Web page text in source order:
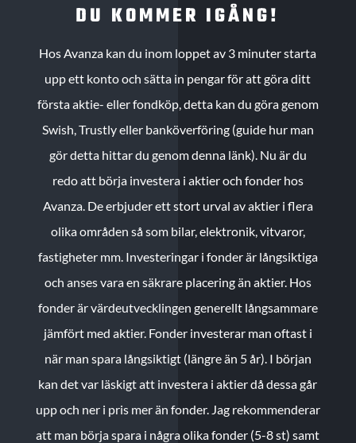
DU KOMMER IGÅNG!
Hos Avanza kan du inom loppet av 3 minuter starta
upp ett konto och sätta in pengar för att göra ditt
första aktie- eller fondköp, detta kan du göra genom
Swish, Trustly eller banköverföring (guide hur man
gör detta hittar du genom denna länk). Nu är du
redo att börja investera i aktier och fonder hos
Avanza. De erbjuder ett stort urval av aktier i flera
olika områden så som bilar, elektronik, vitvaror,
fastigheter mm. Investeringar i fonder är långsiktiga
och anses vara en säkrare placering än aktier. Hos
fonder är värdeutvecklingen generellt långsammare
jämfört med aktier. Fonder investerar man oftast i
när man spara långsiktigt (längre än 5 år). I början
kan det var läskigt att investera i aktier då dessa går
upp och ner i pris mer än fonder. Jag rekommenderar
att man börja spara i några olika fonder (5-8 st) samt